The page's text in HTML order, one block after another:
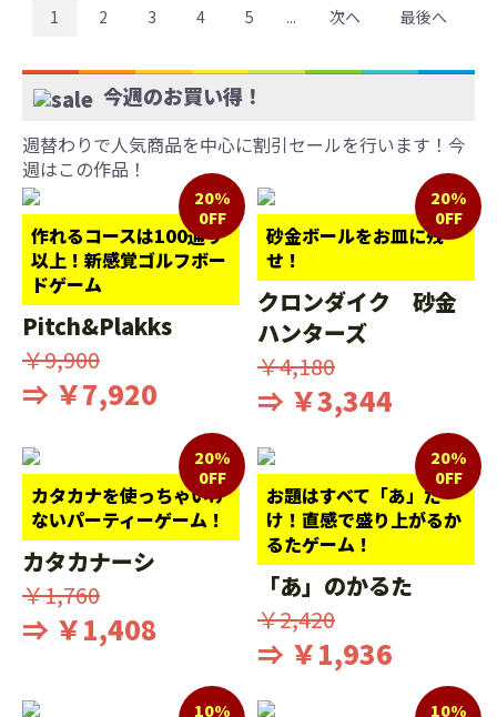
1 2 3 4 5 ... 次へ 最後へ
今週のお買い得！
週替わりで人気商品を中心に割引セールを行います！今
週はこの作品！
作れるコースは100通り
以上！新感覚ゴルフボー
ドゲーム
20%
0FF
Pitch&Plakks
￥9,900
⇒ ￥7,920
砂金ボールをお皿に残
せ！
20%
0FF
クロンダイク 砂金
ハンターズ
￥4,180
⇒ ￥3,344
カタカナを使っちゃいけ
ないパーティーゲーム！
20%
0FF
カタカナーシ
￥1,760
⇒ ￥1,408
お題はすべて「あ」だ
け！直感で盛り上がるか
るたゲーム！
20%
0FF
「あ」のかるた
￥2,420
⇒ ￥1,936
10%
10%